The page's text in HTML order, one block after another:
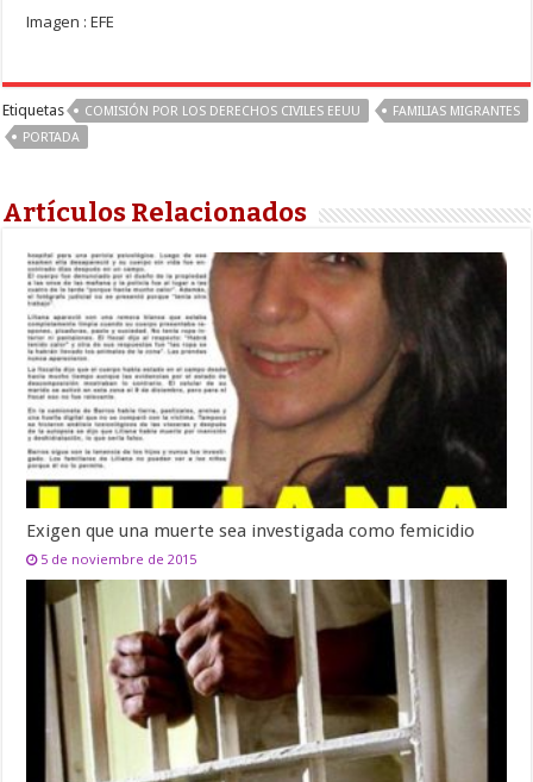
Imagen : EFE
Etiquetas COMISIÓN POR LOS DERECHOS CIVILES EEUU
FAMILIAS MIGRANTES
PORTADA
Artículos Relacionados
Exigen que una muerte sea investigada como femicidio
5 de noviembre de 2015